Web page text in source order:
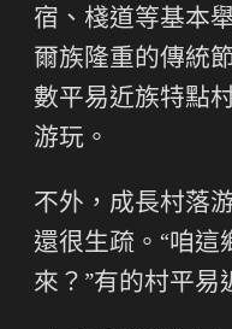
宿、棧道等基本
爾族隆重的傳統
數平易近族特點
游玩。
不外，成長村落
還很生疏。“咱這
來？”有的村平易